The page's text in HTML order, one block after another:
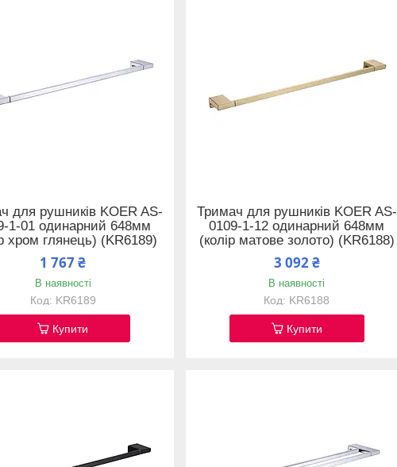
для рушників KOER AS-
1-01 одинарний 648мм
хром глянець) (KR6189)
1 767 ₴
В наявності
KR6189
Купити
Тримач для рушників KOER AS-
0109-1-12 одинарний 648мм
(колір матове золото) (KR6188)
3 092 ₴
В наявності
KR6188
Купити